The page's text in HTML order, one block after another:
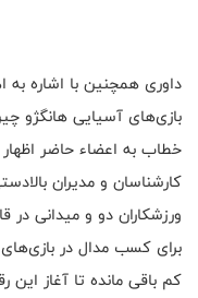
داوری همچنین با اشاره
بازی‌های آسیایی هانگژو
خطاب به اعضاء حاضر اظهار
کارشناسان و مدیران
ورزشکاران دو و میدانی در
برای کسب مدال در
کم باقی مانده تا آغاز